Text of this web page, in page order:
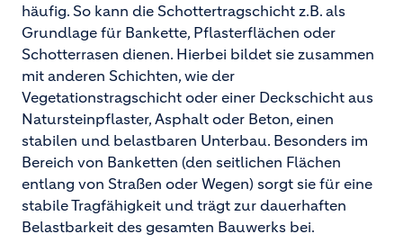
häufig. So kann die Schottertragschicht z.B. als
Grundlage für Bankette, Pflasterflächen oder
Schotterrasen dienen. Hierbei bildet sie zusammen
mit anderen Schichten, wie der
Vegetationstragschicht oder einer Deckschicht aus
Natursteinpflaster, Asphalt oder Beton, einen
stabilen und belastbaren Unterbau. Besonders im
Bereich von Banketten (den seitlichen Flächen
entlang von Straßen oder Wegen) sorgt sie für eine
stabile Tragfähigkeit und trägt zur dauerhaften
Belastbarkeit des gesamten Bauwerks bei.